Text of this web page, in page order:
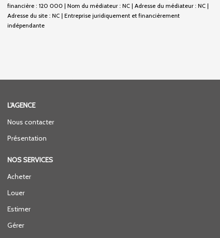
financière : 120 000 | Nom du médiateur : NC | Adresse du médiateur : NC |
Adresse du site : NC | Entreprise juridiquement et financièrement
indépendante
L'AGENCE
Nous contacter
Présentation
NOS SERVICES
Acheter
Louer
Estimer
Gérer